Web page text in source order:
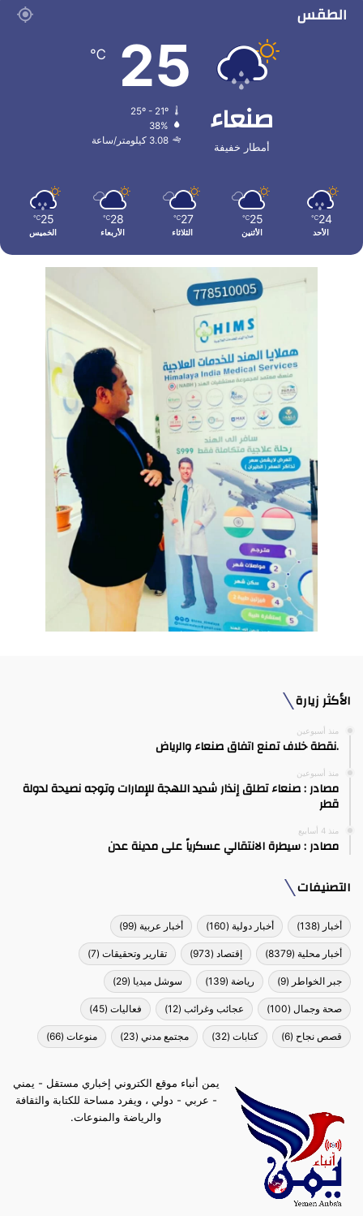
الطقس
صنعاء
أمطار خفيفة
25
℃
25º - 21º
38%
3.08 كيلومتر/ساعة
24
℃
الأحد
25
℃
الأثنين
27
℃
الثلاثاء
28
℃
الأربعاء
25
℃
الخميس
الأكثر زيارة
منذ أسبوعين
.نقطة خلاف تمنع اتفاق صنعاء والرياض
منذ أسبوعين
مصادر : صنعاء تطلق إنذار شديد اللهجة للإمارات وتوجه نصيحة لدولة
قطر
منذ 4 أسابيع
مصادر : سيطرة الانتقالي عسكرياً على مدينة عدن
التصنيفات
أخبار (138) أخبار دولية (160) أخبار عربية (99)
أخبار محلية (8379) إقتصاد (973) تقارير وتحقيقات (7)
جبر الخواطر (9) رياضة (139) سوشل ميديا (29)
صحة وجمال (100) عجائب وغرائب (12) فعاليات (45)
قصص نجاح (6) كتابات (32) مجتمع مدني (23) منوعات (66)
يمن أنباء موقع الكتروني إخباري مستقل - يمني
- عربي - دولي ، ويفرد مساحة للكتابة والثقافة
والرياضة والمنوعات.